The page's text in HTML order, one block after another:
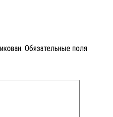
Обязательные поля